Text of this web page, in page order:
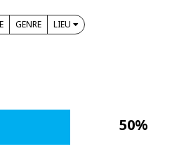
GENRE LIEU
50%